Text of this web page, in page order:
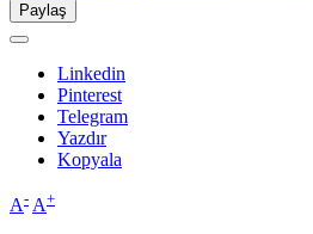
Paylaş
Linkedin
Pinterest
Telegram
Yazdır
Kopyala
A- A+